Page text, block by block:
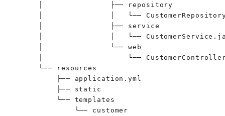
       │               ├── repository
│               │   └──
       │               ├── service
│               │   └──
       │               └── web
│                   └──
       └── resources
           ├── application.yml
           ├── static
           └── templates
               └── customer